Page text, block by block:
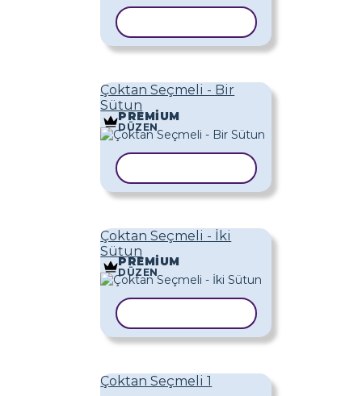
Çoktan Seçmeli - Bir
Sütun
PREMIUM
DÜZEN
Çoktan Seçmeli - İki
Sütun
PREMIUM
DÜZEN
Çoktan Seçmeli 1